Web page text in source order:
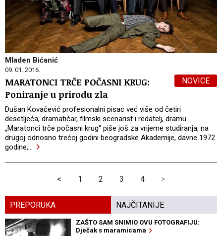
Mladen Bićanić
09. 01. 2016.
NOVICE
MARATONCI TRČE POČASNI KRUG:
Poniranje u prirodu zla
Dušan Kovačević profesionalni pisac već više od četiri
desetljeća, dramatičar, filmski scenarist i redatelj, dramu
„Maratonci trče počasni krug“ piše još za vrijeme studiranja, na
drugoj odnosno trećoj godini beogradske Akademije, davne 1972.
godine,…
< 1 2 3 4 >
PREPORUKA NAJČITANIJE
ZAŠTO SAM SNIMIO OVU FOTOGRAFIJU:
Dječak s maramicama